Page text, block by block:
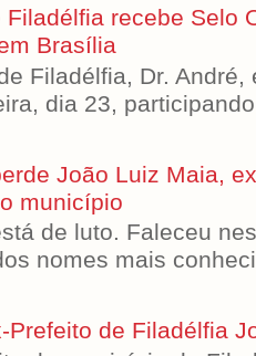
Filadélfia recebe Selo
Brasília
Filadélfia, Dr.
dia 23,
João Luiz Maia,
município
de luto. Faleceu
nomes mais
Prefeito de Filadélfia